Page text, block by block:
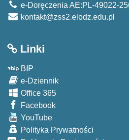
e-Doręczenia AE:PL-49022-
kontakt@zss2.elodz.edu.pl
Linki
BIP
e-Dziennik
Office 365
Facebook
YouTube
Polityka Prywatności